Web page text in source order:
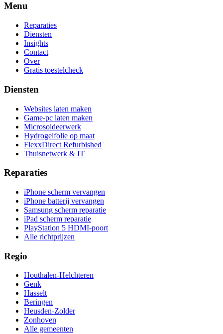
Menu
Reparaties
Diensten
Insights
Contact
Over
Gratis toestelcheck
Diensten
Websites laten maken
Game-pc laten maken
Microsoldeerwerk
Hydrogelfolie op maat
FlexxDirect Refurbished
Thuisnetwerk & IT
Reparaties
iPhone scherm vervangen
iPhone batterij vervangen
Samsung scherm reparatie
iPad scherm reparatie
PlayStation 5 HDMI-poort
Alle richtprijzen
Regio
Houthalen-Helchteren
Genk
Hasselt
Beringen
Heusden-Zolder
Zonhoven
Alle gemeenten